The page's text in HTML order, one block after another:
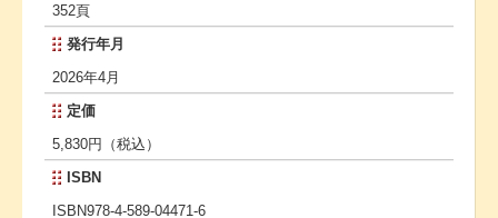
352頁
発行年月
2026年4月
定価
5,830円（税込）
ISBN
ISBN978-4-589-04471-6